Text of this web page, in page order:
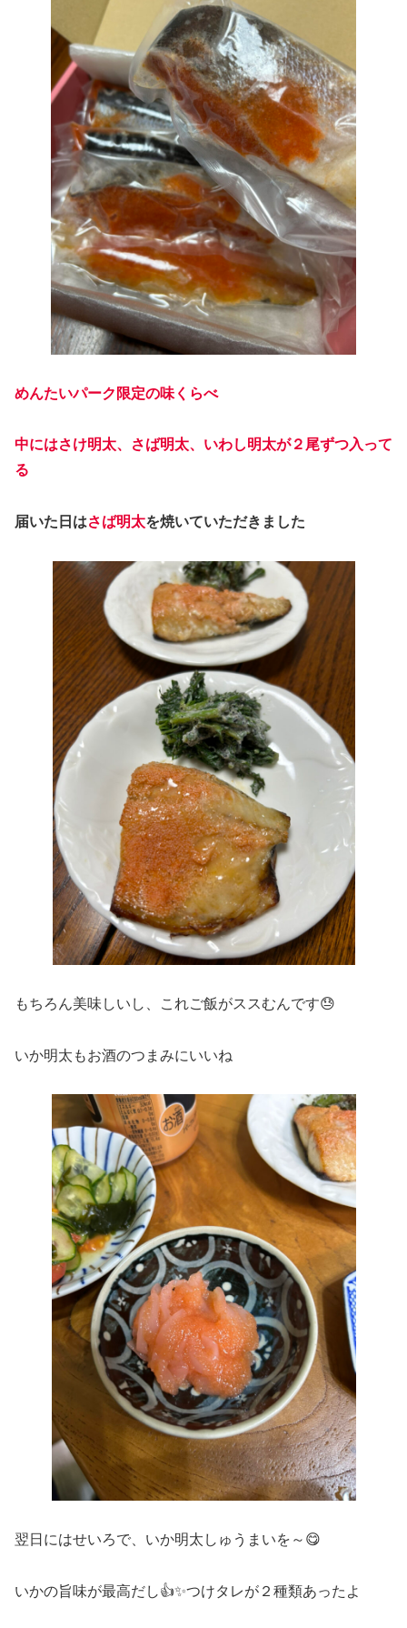
めんたいパーク限定の味くらべ
中にはさけ明太、さば明太、いわし明太が２尾ずつ入って
る
届いた日はさば明太を焼いていただきました
もちろん美味しいし、これご飯がススむんです😓
いか明太もお酒のつまみにいいね
翌日にはせいろで、いか明太しゅうまいを～😋
いかの旨味が最高だし👍✨つけタレが２種類あったよ